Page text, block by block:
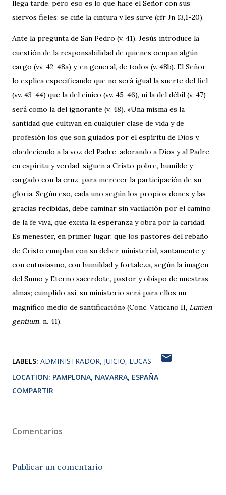
llega tarde, pero eso es lo que hace el Señor con sus
siervos fieles: se ciñe la cintura y les sirve (cfr Jn 13,1-20).
Ante la pregunta de San Pedro (v. 41), Jesús introduce la
cuestión de la responsabilidad de quienes ocupan algún
cargo (vv. 42-48a) y, en general, de todos (v. 48b). El Señor
lo explica especificando que no será igual la suerte del fiel
(vv. 43-44) que la del cínico (vv. 45-46), ni la del débil (v. 47)
será como la del ignorante (v. 48). «Una misma es la
santidad que cultivan en cualquier clase de vida y de
profesión los que son guiados por el espíritu de Dios y,
obedeciendo a la voz del Padre, adorando a Dios y al Padre
en espíritu y verdad, siguen a Cristo pobre, humilde y
cargado con la cruz, para merecer la participación de su
gloria. Según eso, cada uno según los propios dones y las
gracias recibidas, debe caminar sin vacilación por el camino
de la fe viva, que excita la esperanza y obra por la caridad.
Es menester, en primer lugar, que los pastores del rebaño
de Cristo cumplan con su deber ministerial, santamente y
con entusiasmo, con humildad y fortaleza, según la imagen
del Sumo y Eterno sacerdote, pastor y obispo de nuestras
almas; cumplido así, su ministerio será para ellos un
magnífico medio de santificación» (Conc. Vaticano II, Lumen
gentium, n. 41).
LABELS: ADMINISTRADOR JUICIO LUCAS
LOCATION: PAMPLONA, NAVARRA, ESPAÑA
COMPARTIR
Comentarios
Publicar un comentario